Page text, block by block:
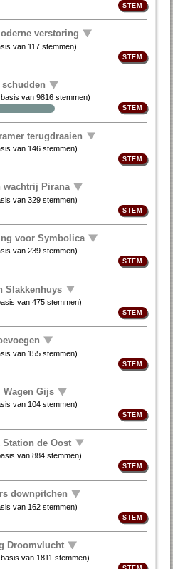
verstoring
van 117 stemmen)
schudden
basis van9816 stemmen)
terugdraaien
van 146 stemmen)
wachtrij Pirana
van329 stemmen)
voor Symbolica
van239 stemmen)
Slakkenhuys
van475 stemmen)
van 155 stemmen)
Wagen Gijs
van 104 stemmen)
Station de Oost
van884 stemmen)
downpitchen
van 162 stemmen)
Droomvlucht
basis van1811 stemmen)